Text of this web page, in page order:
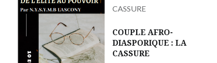
COUPLE AFRO-
DIASPORIQUE : LA
CASSURE